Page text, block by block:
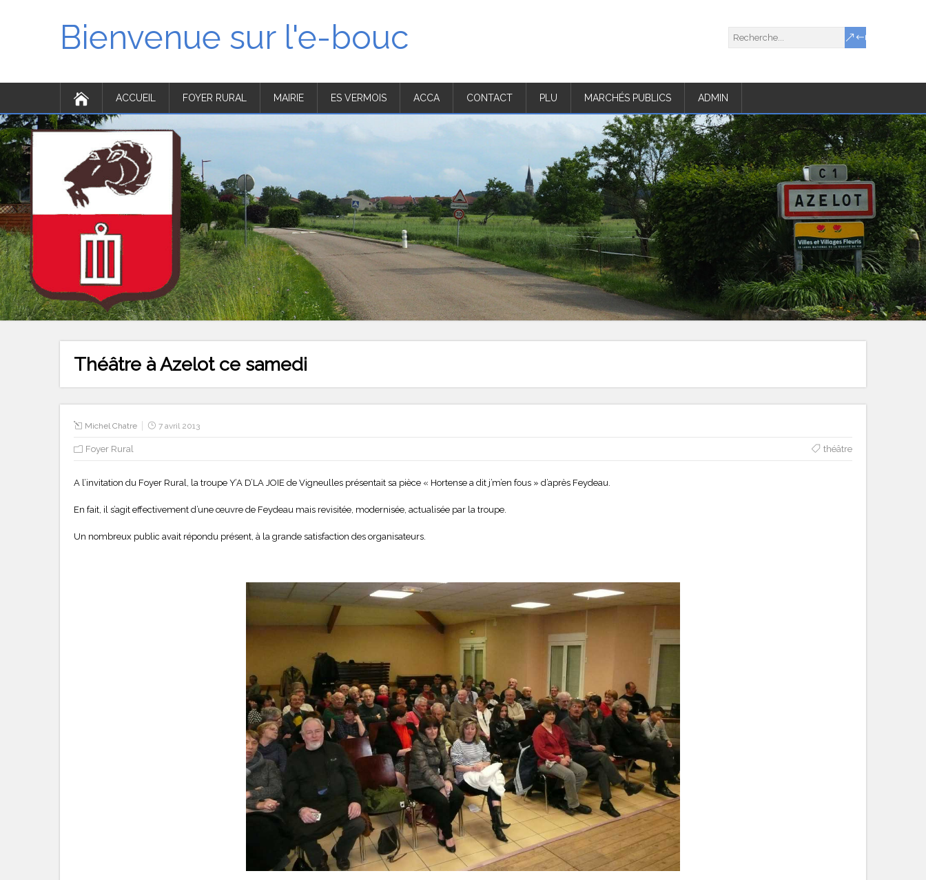
Bienvenue sur l'e-bouc
ACCUEIL FOYER RURAL MAIRIE ES VERMOIS ACCA CONTACT PLU MARCHÉS PUBLICS ADMIN
Théâtre à Azelot ce samedi
Michel Chatre 7 avril 2013
Foyer Rural théâtre
A l’invitation du Foyer Rural, la troupe Y’A D’LA JOIE de Vigneulles présentait sa pièce « Hortense a dit j’m’en fous » d’après Feydeau.
En fait, il s’agit effectivement d’une œuvre de Feydeau mais revisitée, modernisée, actualisée par la troupe.
Un nombreux public avait répondu présent, à la grande satisfaction des organisateurs.